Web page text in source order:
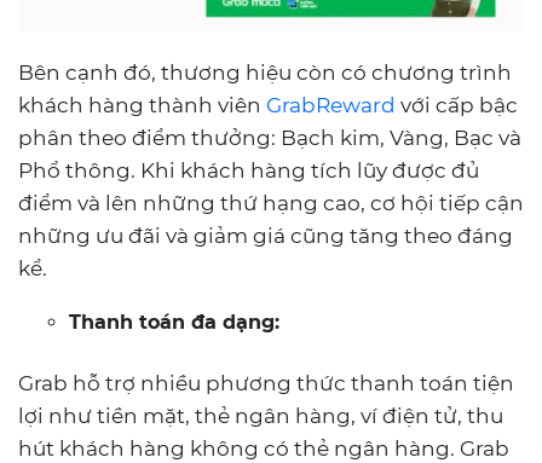
Bên cạnh đó, thương hiệu còn có chương trình
khách hàng thành viên GrabReward với cấp bậc
phân theo điểm thưởng: Bạch kim, Vàng, Bạc và
Phổ thông. Khi khách hàng tích lũy được đủ
điểm và lên những thứ hạng cao, cơ hội tiếp cận
những ưu đãi và giảm giá cũng tăng theo đáng
kể.
Thanh toán đa dạng:
Grab hỗ trợ nhiều phương thức thanh toán tiện
lợi như tiền mặt, thẻ ngân hàng, ví điện tử, thu
hút khách hàng không có thẻ ngân hàng. Grab